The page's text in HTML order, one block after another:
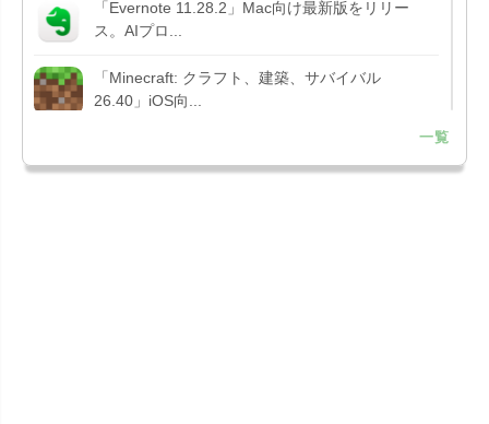
「Evernote 11.28.2」Mac向け最新版をリリー
ス。AIプロ...
「Minecraft: クラフト、建築、サバイバル
26.40」iOS向...
151.0.7922....
一覧